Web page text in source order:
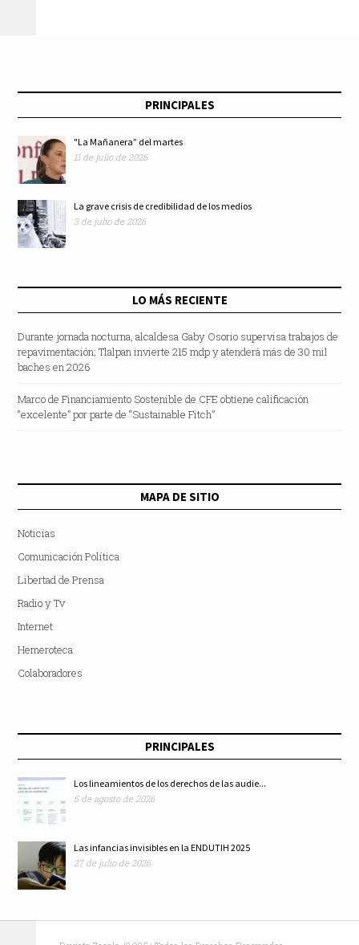
PRINCIPALES
"La Mañanera” del martes
11 de julio de 2026
La grave crisis de credibilidad de los medios
3 de julio de 2026
LO MÁS RECIENTE
Durante jornada nocturna, alcaldesa Gaby Osorio supervisa trabajos de
repavimentación; Tlalpan invierte 215 mdp y atenderá más de 30 mil
baches en 2026
Marco de Financiamiento Sostenible de CFE obtiene calificación
“excelente” por parte de “Sustainable Fitch”
MAPA DE SITIO
Noticias
Comunicación Política
Libertad de Prensa
Radio y Tv
Internet
Hemeroteca
Colaboradores
PRINCIPALES
Los lineamientos de los derechos de las audie...
5 de agosto de 2026
Las infancias invisibles en la ENDUTIH 2025
27 de julio de 2026